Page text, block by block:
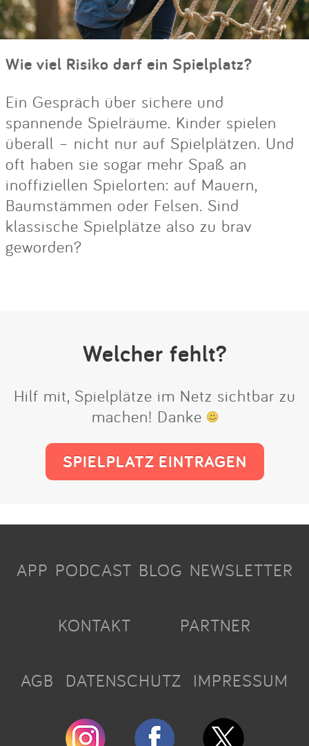
Wie viel Risiko darf ein Spielplatz?
Ein Gespräch über sichere und
spannende Spielräume. Kinder spielen
überall – nicht nur auf Spielplätzen. Und
oft haben sie sogar mehr Spaß an
inoffiziellen Spielorten: auf Mauern,
Baumstämmen oder Felsen. Sind
klassische Spielplätze also zu brav
geworden?
Welcher fehlt?
Hilf mit, Spielplätze im Netz sichtbar zu
machen! Danke
SPIELPLATZ EINTRAGEN
APP PODCAST BLOG NEWSLETTER
KONTAKT PARTNER
AGB DATENSCHUTZ IMPRESSUM